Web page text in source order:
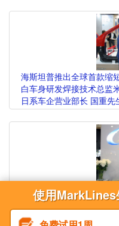
海斯坦普推出全球首款缩
白车身研发焊接技术总监
日系车企营业部长 国重先
G-TEKT凭整车解析结构
常务执行董事兼开发部部
使用MarkLines